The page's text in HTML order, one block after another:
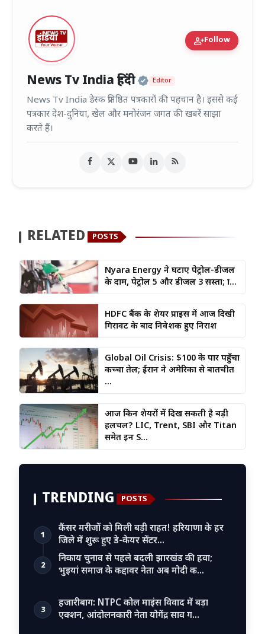
person_addFollow
News Tv India हिंदी Official | Verified
Editor
News Tv India डेस्क प्रतिष्ठित पत्रकारों की पहचान है। इससे कई
पत्रकार देश-दुनिया, खेल और मनोरंजन जगत की खबरें साझा
करते हैं।
RELATED POSTS
Nyara Energy ने घटाए पेट्रोल-डीजल
के दाम, पेट्रोल ₹5 और डीजल ₹3 सस्ता; ग्रा...
HDFC बैंक के शेयर प्राइस में आज दिखी
गिरावट के बाद निवेशक हुए निराश
Global Oil Crisis: $100 के पार पहुँचा
कच्चा तेल; ईरान ने अमेरिका से बातचीत
...
आज किन शेयरों में दिख सकती है बड़ी
हलचल? LIC, Trent, SBI और Titan
समेत इन S...
TRENDING POSTS
1
कैंसर मरीजों को मिली बड़ी राहत! हरियाणा के हर
जिले में शुरू हुए डे-केयर सेंटर…
2
निकाय चुनाव से पहले बदली झारखंड की हवा;
भुइयां समाज के कद्दावर नेता अब मोदी क…
3
हजारीबाग: NTPC कोल माइंस विवाद में बड़ा
एक्शन, आंदोलनकारी नेता योगेंद्र साव ग…